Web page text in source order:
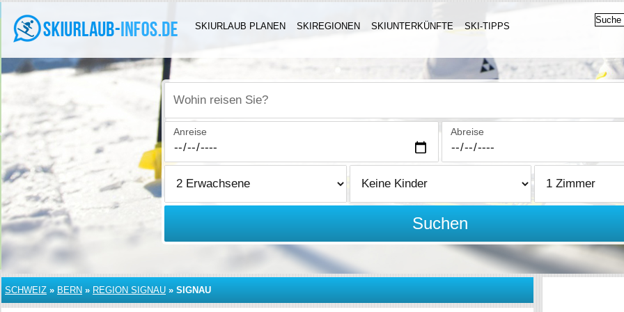
SKIURLAUB PLANEN SKIREGIONEN SKIUNTERKÜNFTE SKI-TIPPS
Wohin reisen Sie?
Anreise Abreise
Suchen
SCHWEIZ » BERN » REGION SIGNAU » SIGNAU